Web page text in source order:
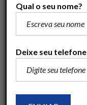
TIPO DO IMÓVEL
VALOR(R$)
Qual o seu nome?
Deixe seu telefone